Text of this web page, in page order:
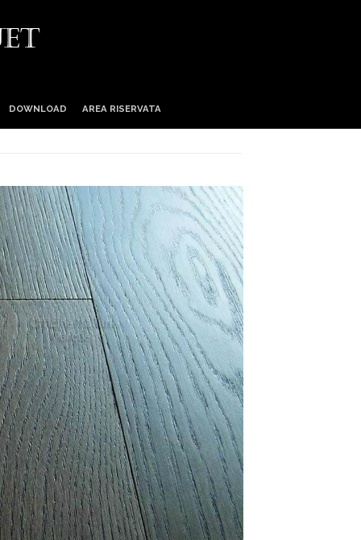
DOWNLOAD AREA RISERVATA